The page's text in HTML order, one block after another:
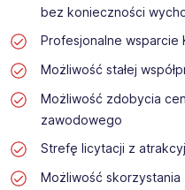
bez konieczności
Profesjonalne wsparcie
Możliwość stałej
Możliwość zdobycia
zawodowego
Strefę licytacji z
Możliwość